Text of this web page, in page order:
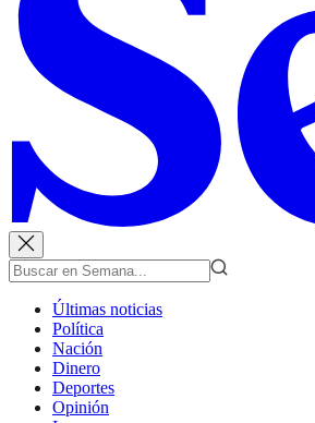
Últimas noticias
Política
Nación
Dinero
Deportes
Opinión